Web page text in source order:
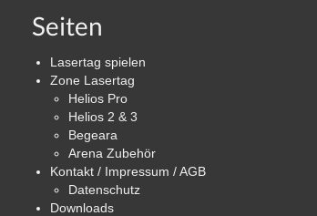
Seiten
Lasertag spielen
Zone Lasertag
Helios Pro
Helios 2 & 3
Begeara
Arena Zubehör
Kontakt / Impressum / AGB
Datenschutz
Downloads